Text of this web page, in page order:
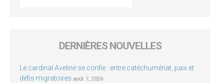
DERNIÈRES NOUVELLES
Le cardinal Aveline se confie : entre catéchuménat, paix et
défis migratoires août 7, 2026